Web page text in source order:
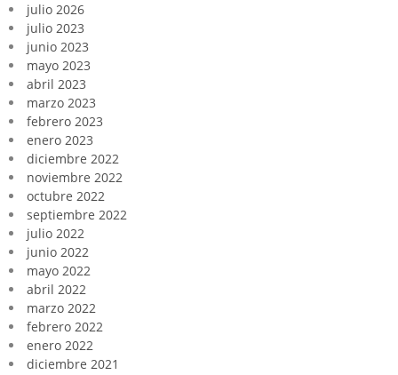
julio 2026
julio 2023
junio 2023
mayo 2023
abril 2023
marzo 2023
febrero 2023
enero 2023
diciembre 2022
noviembre 2022
octubre 2022
septiembre 2022
julio 2022
junio 2022
mayo 2022
abril 2022
marzo 2022
febrero 2022
enero 2022
diciembre 2021